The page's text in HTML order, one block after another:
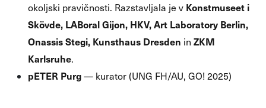
okoljski pravičnosti. Razstavljala je v Konstmuseet i
Skövde, LABoral Gijon, HKV, Art Laboratory Berlin,
Onassis Stegi, Kunsthaus Dresden in ZKM
Karlsruhe.
pETER Purg— kurator (UNG FH/AU, GO! 2025)